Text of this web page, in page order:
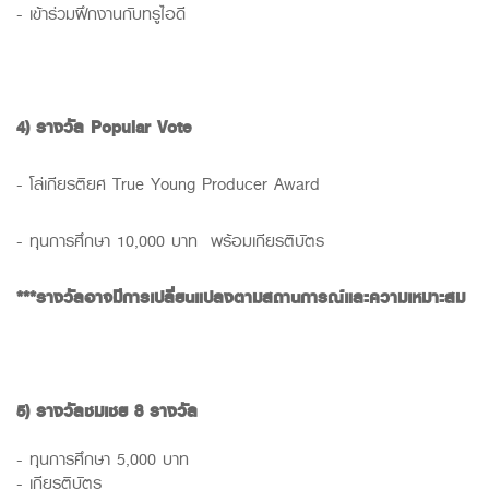
- เข้าร่วมฝึกงานกับทรูไอดี
4) รางวัล Popular Vote
- โล่เกียรติยศ True Young Producer Award
- ทุนการศึกษา 10,000 บาท พร้อมเกียรติบัตร
***รางวัลอาจมีการเปลี่ยนแปลงตามสถานการณ์และความเหมาะสม
5) รางวัลชมเชย 8 รางวัล
- ทุนการศึกษา 5,000 บาท
- เกียรติบัตร